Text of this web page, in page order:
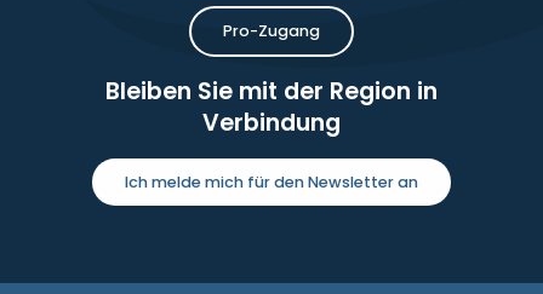
Pro-Zugang
Bleiben Sie mit der Region in
Verbindung
Ich melde mich für den Newsletter an